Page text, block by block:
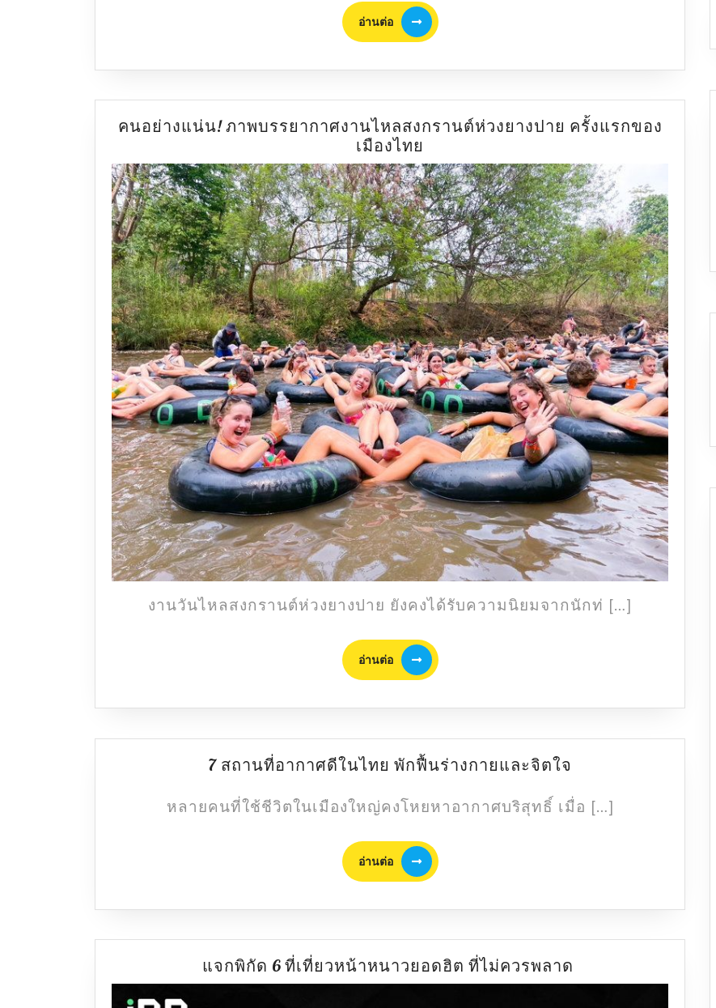
อ่านต่อ
อ่าน
ต่อ
คนอย่างแน่น! ภาพบรรยากาศงานไหลสงกรานต์ห่วงยางปาย ครั้งแรกของ
เมืองไทย
อย่าง
แน่น!
ภาพ
บรรยากาศ
งาน
ไหล
สงกรานต์
ห่วง
ยาง
ปาย
ครั้ง
แรก
ของ
เมือง
ไทย
งานวันไหลสงกรานต์ห่วงยางปาย ยังคงได้รับความนิยมจากนักท่ […]
อ่านต่อ
อ่าน
ต่อ
7 สถานที่อากาศดีในไทย พักฟื้นร่างกายและจิตใจ
ที่
อากาศ
ร่างกาย
จิตใจ
หลายคนที่ใช้ชีวิตในเมืองใหญ่คงโหยหาอากาศบริสุทธิ์ เมื่อ […]
อ่านต่อ
อ่าน
ต่อ
แจกพิกัด 6 ที่เที่ยวหน้าหนาวยอดฮิต ที่ไม่ควรพลาด
พิกัด